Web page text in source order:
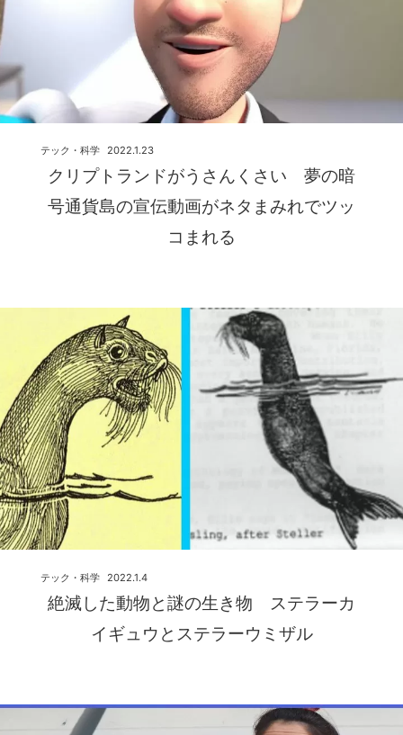
クリプトランドがうさんくさい 夢の暗
号通貨島の宣伝動画がネタまみれでツッ
コまれる
2022.1.23
テック・科学
絶滅した動物と謎の生き物 ステラーカ
イギュウとステラーウミザル
2022.1.4
テック・科学